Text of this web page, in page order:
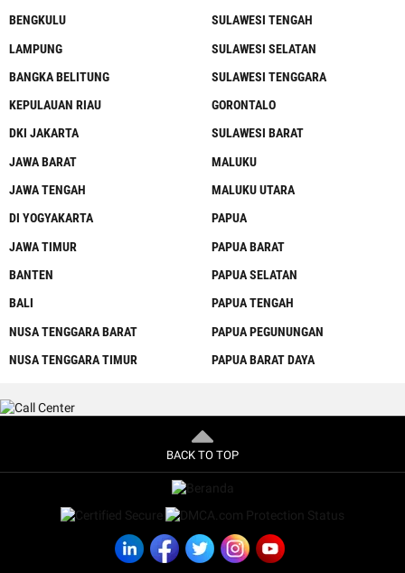
BENGKULU
LAMPUNG
BANGKA BELITUNG
KEPULAUAN RIAU
DKI JAKARTA
JAWA BARAT
JAWA TENGAH
DI YOGYAKARTA
JAWA TIMUR
BANTEN
BALI
NUSA TENGGARA BARAT
NUSA TENGGARA TIMUR
SULAWESI TENGAH
SULAWESI SELATAN
SULAWESI TENGGARA
GORONTALO
SULAWESI BARAT
MALUKU
MALUKU UTARA
PAPUA
PAPUA BARAT
PAPUA SELATAN
PAPUA TENGAH
PAPUA PEGUNUNGAN
PAPUA BARAT DAYA
BACK TO TOP